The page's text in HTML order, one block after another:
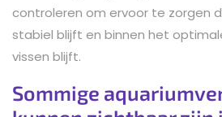
controleren om ervoor te zorgen
stabiel blijft en binnen het
vissen blijft.
Sommige